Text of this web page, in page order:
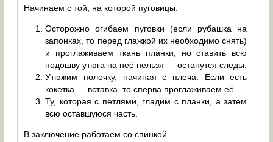
Начинаем с той, на которой пуговицы.
Осторожно огибаем пуговки (если рубашка на
запонках, то перед глажкой их необходимо снять)
и проглаживаем ткань планки, но ставить всю
подошву утюга на неё нельзя — останутся следы.
Утюжим полочку, начиная с плеча. Если есть
кокетка — вставка, то сперва проглаживаем её.
Ту, которая с петлями, гладим с планки, а затем
всю оставшуюся часть.
В заключение работаем со спинкой.